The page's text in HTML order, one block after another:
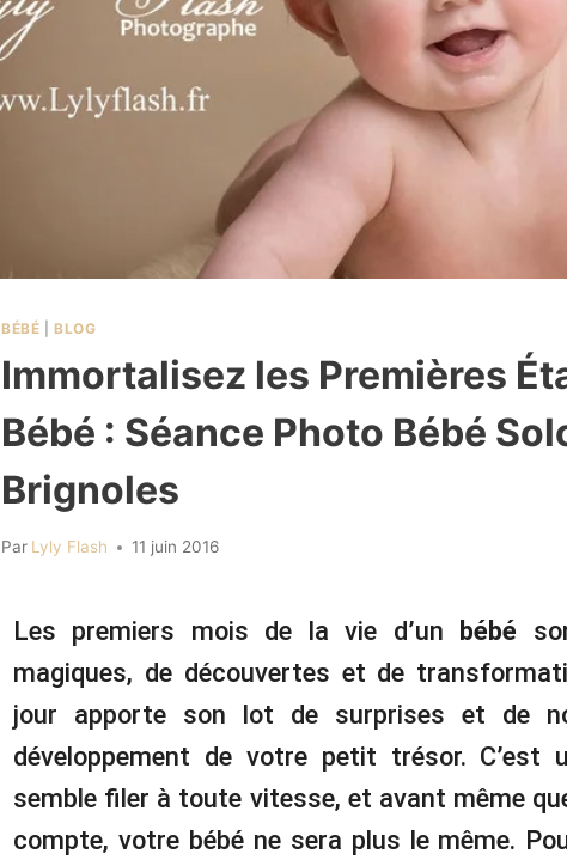
BÉBÉ |BLOG
Immortalisez les Premières
Bébé : Séance Photo Bébé
Brignoles
Par Lyly Flash 11 juin 2016
Les premiers mois de la vie d’un bébé
magiques, de découvertes et de
jour apporte son lot de surprises et de
développement de votre petit trésor. C’est
semble filer à toute vitesse, et avant même
compte, votre bébé ne sera plus le même.